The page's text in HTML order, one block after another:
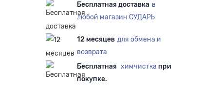
Бесплатная доставка в
любой магазин СУДАРЬ
12 месяцев для обмена и
возврата
Бесплатная химчистка при
покупке.